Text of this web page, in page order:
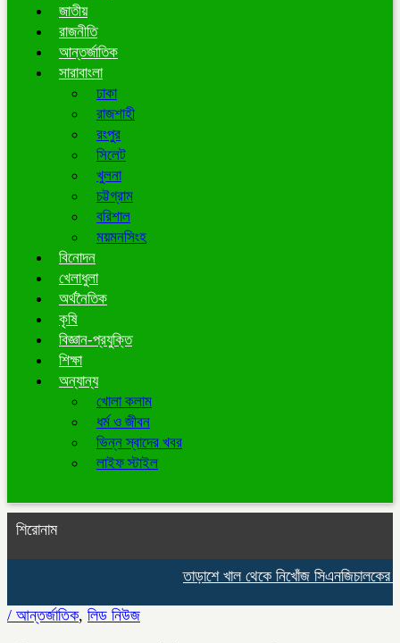
জাতীয়
রাজনীতি
আন্তর্জাতিক
সারাবাংলা
ঢাকা
রাজশাহী
রংপুর
সিলেট
খুলনা
চট্টগ্রাম
বরিশাল
ময়মনসিংহ
বিনোদন
খেলাধুলা
অর্থনৈতিক
কৃষি
বিজ্ঞান-প্রযুক্তি
শিক্ষা
অন্যান্য
খোলা কলাম
ধর্ম ও জীবন
ভিন্ন স্বাদের খবর
লাইফ স্টাইল
শিরোনাম
তাড়াশে খাল থেকে নিখোঁজ সিএনজিচালকের
/ আন্তর্জাতিক, লিড নিউজ